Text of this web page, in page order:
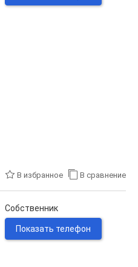
В избранное В сравнение
Собственник
Показать телефон